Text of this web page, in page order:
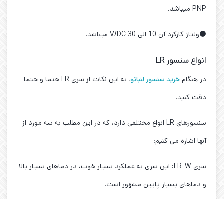
PNP میباشد.
⚫ولتاژ کارکرد آن 10 الی 30 V/DC میباشد.
انواع سنسور LR
در هنگام خرید سنسور لنبائو،
به این نکات از سری LR حتما و حتما
دقت کنید.
سنسورهای LR انواع مختلفی دارد، که در این مطلب به سه مورد از
آنها اشاره می کنیم:
سری LR-W: این سری به عملکرد بسیار خوب، در دماهای بسیار بالا
و دماهای بسیار پایین مشهور است.